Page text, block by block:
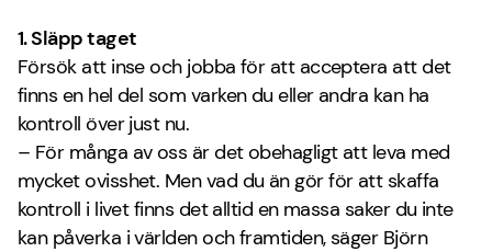
1. Släpp taget
Försök att inse och jobba för att acceptera att det
finns en hel del som varken du eller andra kan ha
kontroll över just nu.
– För många av oss är det obehagligt att leva med
mycket ovisshet. Men vad du än gör för att skaffa
kontroll i livet finns det alltid en massa saker du inte
kan påverka i världen och framtiden, säger Björn